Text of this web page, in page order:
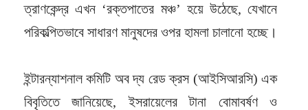
ত্রাণকেন্দ্র এখন ‘রক্তপাতের মঞ্চ’ হয়ে উঠেছে, যেখানে
পরিকল্পিতভাবে সাধারণ মানুষদের ওপর হামলা চালানো হচ্ছে।
ইন্টারন্যাশনাল কমিটি অব দ্য রেড ক্রস (আইসিআরসি) এক
বিবৃতিতে জানিয়েছে, ইসরায়েলের টানা বোমাবর্ষণ ও